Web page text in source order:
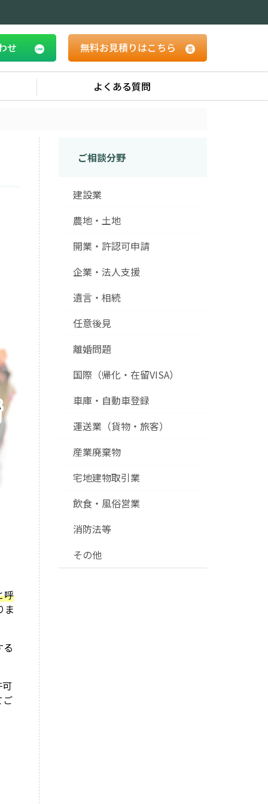
せ 無料お見積りはこちら
よくある質問
呼
ま
ご
ご相談分野
建設業
農地・土地
開業・許認可申請
企業・法人支援
遺言・相続
任意後見
離婚問題
国際（帰化・在留VISA）
車庫・自動車登録
運送業（貨物・旅客）
産業廃棄物
宅地建物取引業
飲食・風俗営業
消防法等
その他